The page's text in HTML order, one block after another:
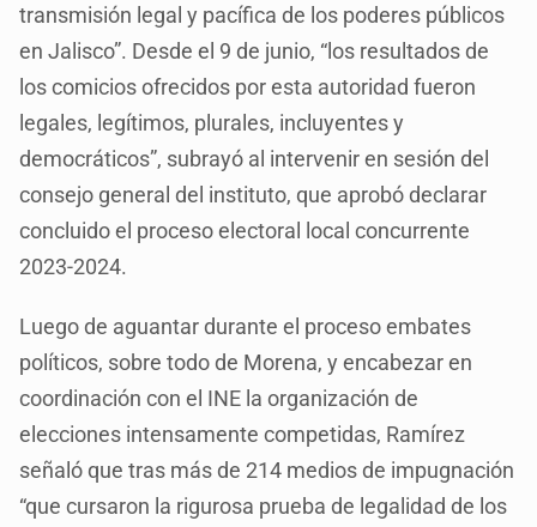
transmisión legal y pacífica de los poderes públicos
en Jalisco”. Desde el 9 de junio, “los resultados de
los comicios ofrecidos por esta autoridad fueron
legales, legítimos, plurales, incluyentes y
democráticos”, subrayó al intervenir en sesión del
consejo general del instituto, que aprobó declarar
concluido el proceso electoral local concurrente
2023-2024.
Luego de aguantar durante el proceso embates
políticos, sobre todo de Morena, y encabezar en
coordinación con el INE la organización de
elecciones intensamente competidas, Ramírez
señaló que tras más de 214 medios de impugnación
“que cursaron la rigurosa prueba de legalidad de los